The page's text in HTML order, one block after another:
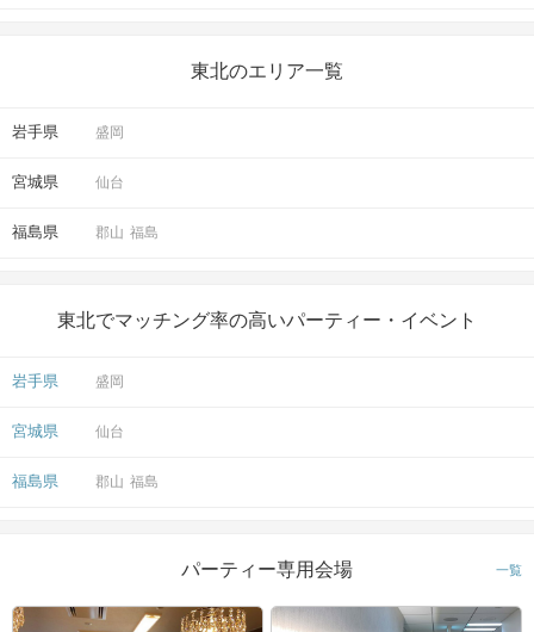
東北のエリア一覧
岩手県 盛岡
宮城県 仙台
福島県 郡山 福島
東北でマッチング率の高いパーティー・イベント
岩手県 盛岡
宮城県 仙台
福島県 郡山 福島
パーティー専用会場 一覧